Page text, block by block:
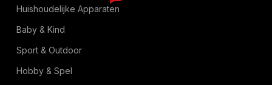
Huishoudelijke Apparaten
Baby & Kind
Sport & Outdoor
Hobby & Spel